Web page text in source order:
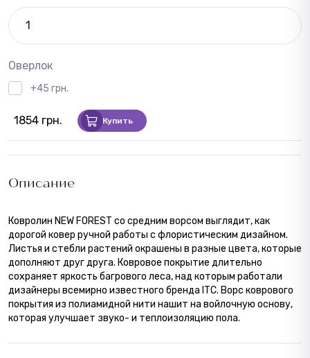
Оверлок
+45 грн.
1854 грн. Купить
Описание
Ковролин NEW FOREST со средним ворсом выглядит, как
дорогой ковер ручной работы с флористическим дизайном.
Листья и стебли растений окрашены в разные цвета, которые
дополняют друг друга. Ковровое покрытие длительно
сохраняет яркость багрового леса, над которым работали
дизайнеры всемирно известного бренда ITC. Ворс коврового
покрытия из полиамидной нити нашит на войлочную основу,
которая улучшает звуко- и теплоизоляцию пола.